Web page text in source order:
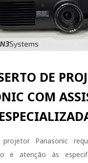
DE
COM
Panasonic
e atenção às